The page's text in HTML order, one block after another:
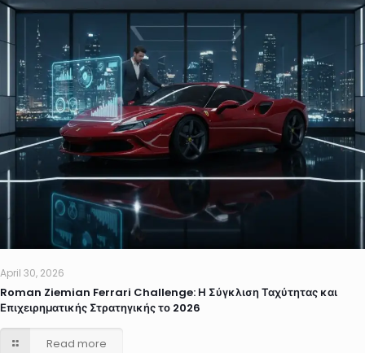
April 30, 2026
Roman Ziemian Ferrari Challenge: Η Σύγκλιση Ταχύτητας και
Επιχειρηματικής Στρατηγικής το 2026
Read more